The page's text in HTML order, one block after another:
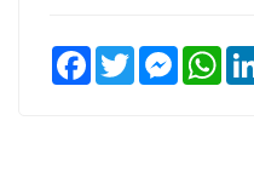
FacebookTwitter Messenger